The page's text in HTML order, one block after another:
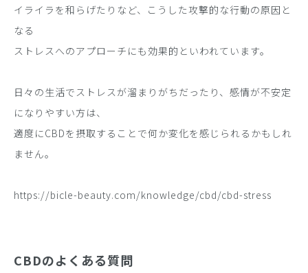
イライラを和らげたりなど、こうした攻撃的な行動の原因と
なる
ストレスへのアプローチにも効果的といわれています。
日々の生活でストレスが溜まりがちだったり、感情が不安定
になりやすい方は、
適度にCBDを摂取することで何か変化を感じられるかもしれ
ません。
https://bicle-beauty.com/knowledge/cbd/cbd-stress
CBDのよくある質問